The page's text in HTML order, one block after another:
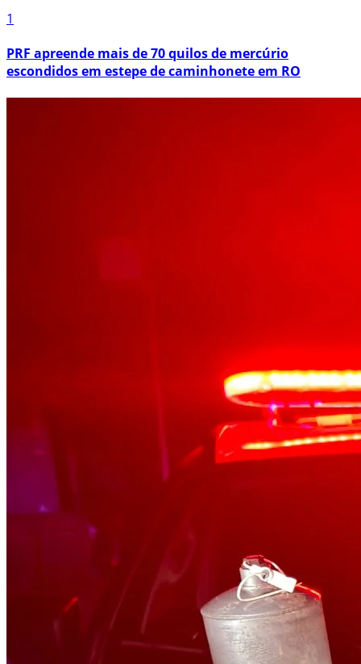
1
PRF apreende mais de 70 quilos de mercúrio
escondidos em estepe de caminhonete em RO